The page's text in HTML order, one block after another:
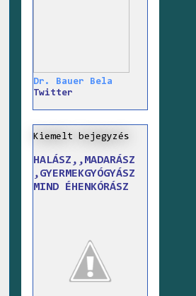
Dr. Bauer Bela
Twitter
Kiemelt bejegyzés
HALÁSZ,,MADARÁSZ
,GYERMEKGYÓGYÁSZ
MIND ÉHENKÓRÁSZ